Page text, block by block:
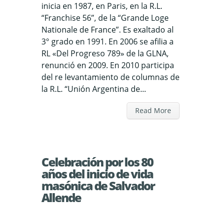
inicia en 1987, en Paris, en la R.L.
“Franchise 56”, de la “Grande Loge
Nationale de France”. Es exaltado al
3° grado en 1991. En 2006 se afilia a
RL «Del Progreso 789» de la GLNA,
renunció en 2009. En 2010 participa
del re levantamiento de columnas de
la R.L. “Unión Argentina de...
Read More
Celebración por los 80
años del inicio de vida
masónica de Salvador
Allende